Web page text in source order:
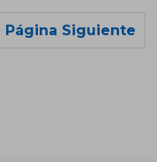
Página Siguiente